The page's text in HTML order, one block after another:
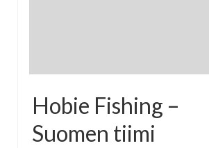
Hobie Fishing –
Suomen tiimi